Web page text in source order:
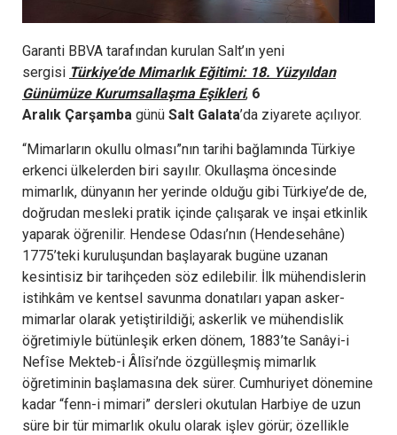
Garanti BBVA tarafından kurulan Salt’ın yeni
sergisi Türkiye’de Mimarlık Eğitimi: 18. Yüzyıldan
Günümüze Kurumsallaşma Eşikleri, 6
Aralık Çarşamba günü Salt Galata’da ziyarete açılıyor.
“Mimarların okullu olması”nın tarihi bağlamında Türkiye
erkenci ülkelerden biri sayılır. Okullaşma öncesinde
mimarlık, dünyanın her yerinde olduğu gibi Türkiye’de de,
doğrudan mesleki pratik içinde çalışarak ve inşai etkinlik
yaparak öğrenilir. Hendese Odası’nın (Hendesehâne)
1775’teki kuruluşundan başlayarak bugüne uzanan
kesintisiz bir tarihçeden söz edilebilir. İlk mühendislerin
istihkâm ve kentsel savunma donatıları yapan asker-
mimarlar olarak yetiştirildiği; askerlik ve mühendislik
öğretimiyle bütünleşik erken dönem, 1883’te Sanâyi-i
Nefîse Mekteb-i Âlîsi’nde özgülleşmiş mimarlık
öğretiminin başlamasına dek sürer. Cumhuriyet dönemine
kadar “fenn-i mimari” dersleri okutulan Harbiye de uzun
süre bir tür mimarlık okulu olarak işlev görür; özellikle